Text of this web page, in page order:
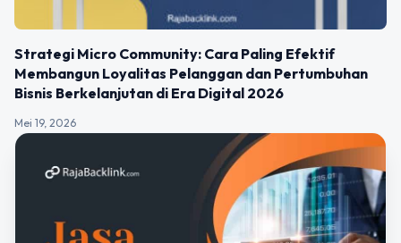
Strategi Micro Community: Cara Paling Efektif
Membangun Loyalitas Pelanggan dan Pertumbuhan
Bisnis Berkelanjutan di Era Digital 2026
Mei 19, 2026